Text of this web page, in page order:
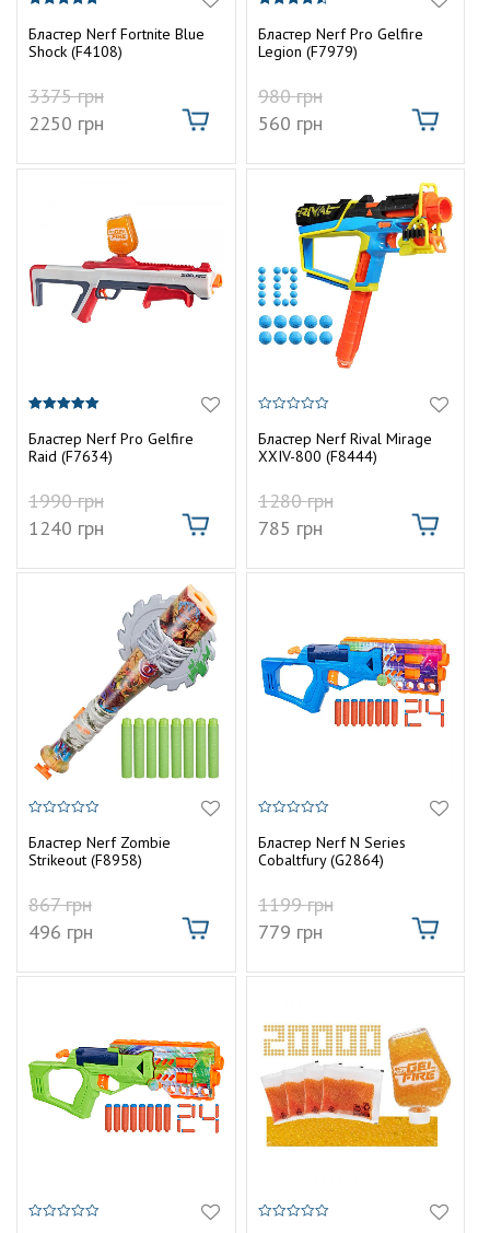
з 5
Бластер Nerf Fortnite Blue
Shock (F4108)
3375грн
2250 грн
з 5
Бластер Nerf Pro Gelfire
Legion (F7979)
980грн
560 грн
з 5
Бластер Nerf Pro Gelfire
Raid (F7634)
1990грн
1240 грн
з
5
Бластер Nerf Rival Mirage
XXIV-800 (F8444)
1280грн
785 грн
з
5
Бластер Nerf Zombie
Strikeout (F8958)
867грн
496 грн
з
5
Бластер Nerf N Series
Cobaltfury (G2864)
1199грн
779 грн